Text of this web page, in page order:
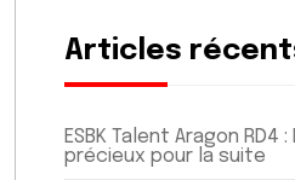
Articles
ESBK Talent Aragon
précieux pour la suite